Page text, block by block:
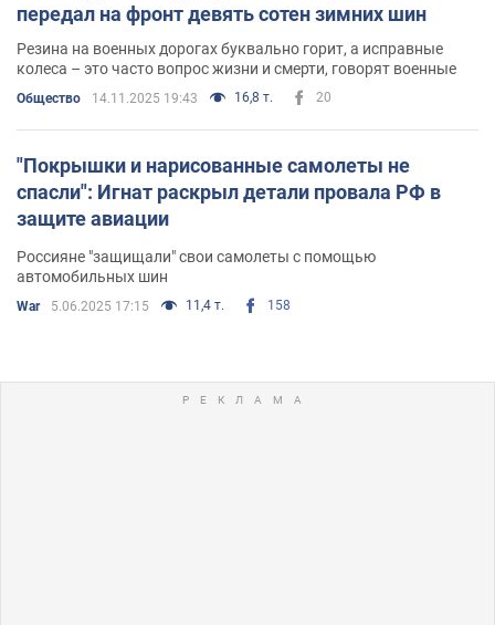
передал на фронт девять сотен зимних шин
Резина на военных дорогах буквально горит, а исправные
колеса – это часто вопрос жизни и смерти, говорят военные
Общество 14.11.2025 19:43 16,8 т. 20
"Покрышки и нарисованные самолеты не
спасли": Игнат раскрыл детали провала РФ в
защите авиации
Россияне "защищали" свои самолеты с помощью
автомобильных шин
War 5.06.2025 17:15 11,4 т. 158